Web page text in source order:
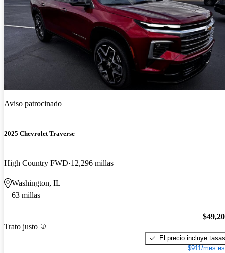
Aviso patrocinado
2025 Chevrolet Traverse
High Country FWD 12,296 millas
Washington, IL
63 millas
Trato justo
El precio incluye tasas
$911/mes